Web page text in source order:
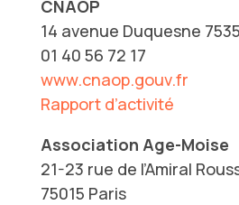
CNAOP
14 avenue Duquesne
01 40 56 72 17
www.cnaop.gouv.fr
Rapport d’activité
Association Age-Moise
21-23 rue de l’Amiral
75015 Paris